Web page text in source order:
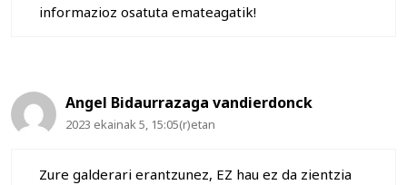
informazioz osatuta emateagatik!
Angel Bidaurrazaga vandierdonck
2023 ekainak 5, 15:05(r)etan
Zure galderari erantzunez, EZ hau ez da zientzia